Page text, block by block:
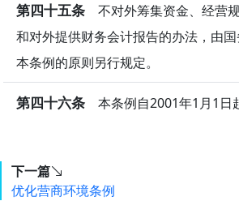
第四十五条 不对外筹集资金、经营
和对外提供财务会计报告的办法，由
本条例的原则另行规定。
第四十六条 本条例自2001年1月1日
下一篇
优化营商环境条例